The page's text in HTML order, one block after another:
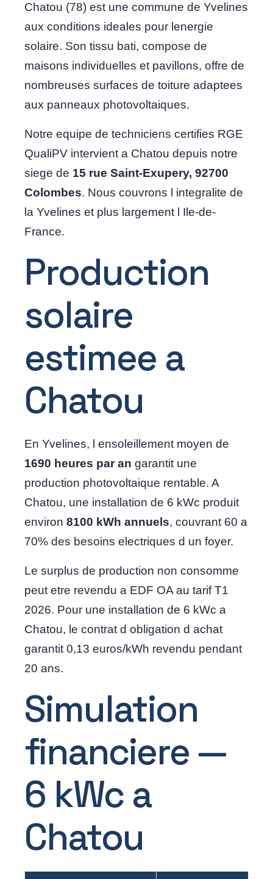
Chatou (78) est une commune de Yvelines
aux conditions ideales pour lenergie
solaire. Son tissu bati, compose de
maisons individuelles et pavillons, offre de
nombreuses surfaces de toiture adaptees
aux panneaux photovoltaiques.
Notre equipe de techniciens certifies RGE
QualiPV intervient a Chatou depuis notre
siege de 15 rue Saint-Exupery, 92700
Colombes. Nous couvrons l integralite de
la Yvelines et plus largement l Ile-de-
France.
Production
solaire
estimee a
Chatou
En Yvelines, l ensoleillement moyen de
1690 heures par an garantit une
production photovoltaique rentable. A
Chatou, une installation de 6 kWc produit
environ 8100 kWh annuels, couvrant 60 a
70% des besoins electriques d un foyer.
Le surplus de production non consomme
peut etre revendu a EDF OA au tarif T1
2026. Pour une installation de 6 kWc a
Chatou, le contrat d obligation d achat
garantit 0,13 euros/kWh revendu pendant
20 ans.
Simulation
financiere —
6 kWc a
Chatou